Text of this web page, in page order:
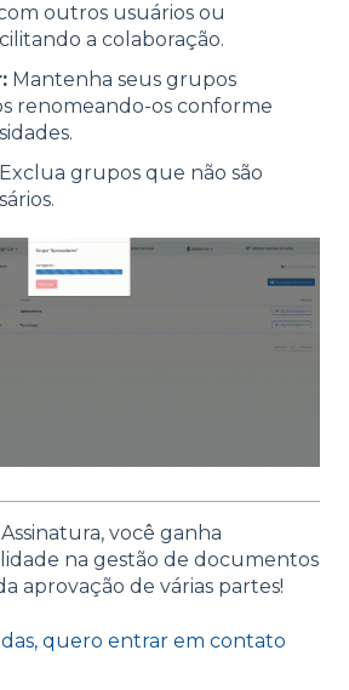
outros usuários ou
a colaboração.
Mantenha seus grupos
renomeando-os conforme
Exclua grupos que não são
você ganha
na gestão de documentos
aprovação de várias partes!
quero entrar em contato